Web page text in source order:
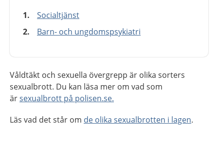
Socialtjänst
Barn- och ungdomspsykiatri
Våldtäkt och sexuella övergrepp är olika sorters
sexualbrott. Du kan läsa mer om vad som
ärsexualbrott på polisen.se.
Läs vad det står om de olika sexualbrotten i lagen.